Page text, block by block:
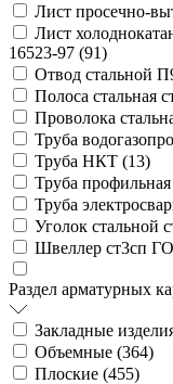
Лист просечно-
Лист
16523-97 (91)
Отвод стальной
Полоса стальная
Проволока
Труба
Труба НКТ (13)
Труба
Труба
Уголок стальной
Швеллер ст3сп
Раздел арматурных
Закладные
Объемные (364)
Плоские (455)